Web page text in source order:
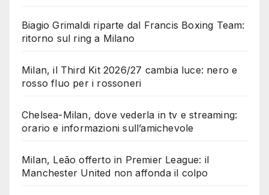
Biagio Grimaldi riparte dal Francis Boxing Team:
ritorno sul ring a Milano
Milan, il Third Kit 2026/27 cambia luce: nero e
rosso fluo per i rossoneri
Chelsea-Milan, dove vederla in tv e streaming:
orario e informazioni sull’amichevole
Milan, Leão offerto in Premier League: il
Manchester United non affonda il colpo